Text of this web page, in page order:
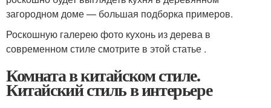
загородном доме — большая подборка примеров.
Роскошную галерею фото кухонь из дерева в
современном стиле смотрите в этой статье .
Комната в китайском стиле.
Китайский стиль в интерьере